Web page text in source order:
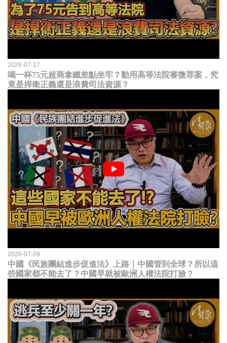
2026-07-17
喝一杯75元超商拿鐵差點坐牢？動用高等法院審微罪案，究
竟是捍衛正義還是浪費司法資源？
2026-07-09
中國《民族團結進步促進法》上路｜中國管到全球？所以這
些國家都不能去了？中國早就被歐洲人權法院打臉？